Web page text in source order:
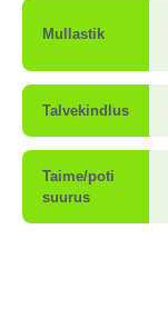
Mullastik
Talvekindlus
Taime/poti
suurus